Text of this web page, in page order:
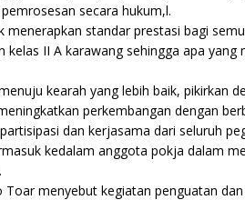
secara hukum,l.
menerapkan standar prestasi bagi
kelas II A karawang sehingga apa yang
kearah yang lebih baik, pikirkan
perkembangan dengan
dan kerjasama dari seluruh
kedalam anggota pokja dalam
Toar menyebut kegiatan penguatan